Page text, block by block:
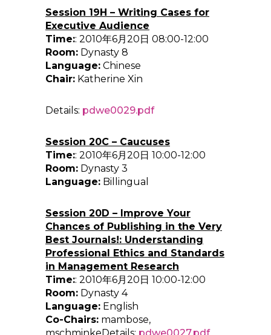
Session 19H – Writing Cases for
Executive Audience
Time:: 2010年6月20日 08:00-12:00
Room: Dynasty 8
Language: Chinese
Chair: Katherine Xin
Details: pdwe0029.pdf
Session 20C – Caucuses
Time:: 2010年6月20日 10:00-12:00
Room: Dynasty 3
Language: Billingual
Session 20D – Improve Your
Chances of Publishing in the Very
Best Journals!: Understanding
Professional Ethics and Standards
in Management Research
Time:: 2010年6月20日 10:00-12:00
Room: Dynasty 4
Language: English
Co-Chairs: mambose,